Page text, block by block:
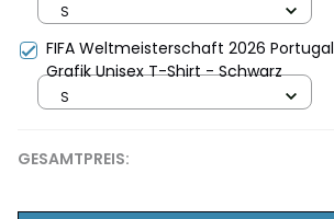
S
FIFA Weltmeisterschaft 2026 Portugal
Grafik Unisex T-Shirt - Schwarz
S
GESAMTPREIS: